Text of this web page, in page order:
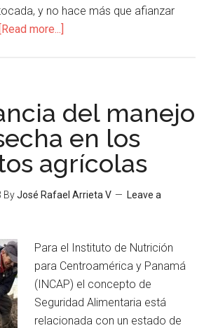
y no hace más que afianzar
[Read more...]
del manejo
en los
agrícolas
ByJosé Rafael Arrieta V
Leave a
Para el Instituto de Nutrición
para Centroamérica y Panamá
(INCAP) el concepto de
Seguridad Alimentaria está
relacionada con un estado de